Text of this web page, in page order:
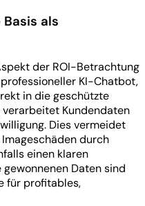
als
der ROI-Betrachtung
KI-Chatbot,
in die geschützte
Kundendaten
Dies vermeidet
durch
einen klaren
Daten sind
für profitables,